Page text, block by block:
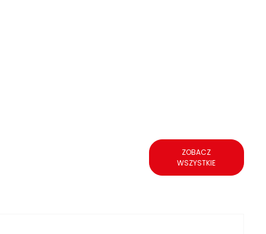
ZOBACZ
WSZYSTKIE